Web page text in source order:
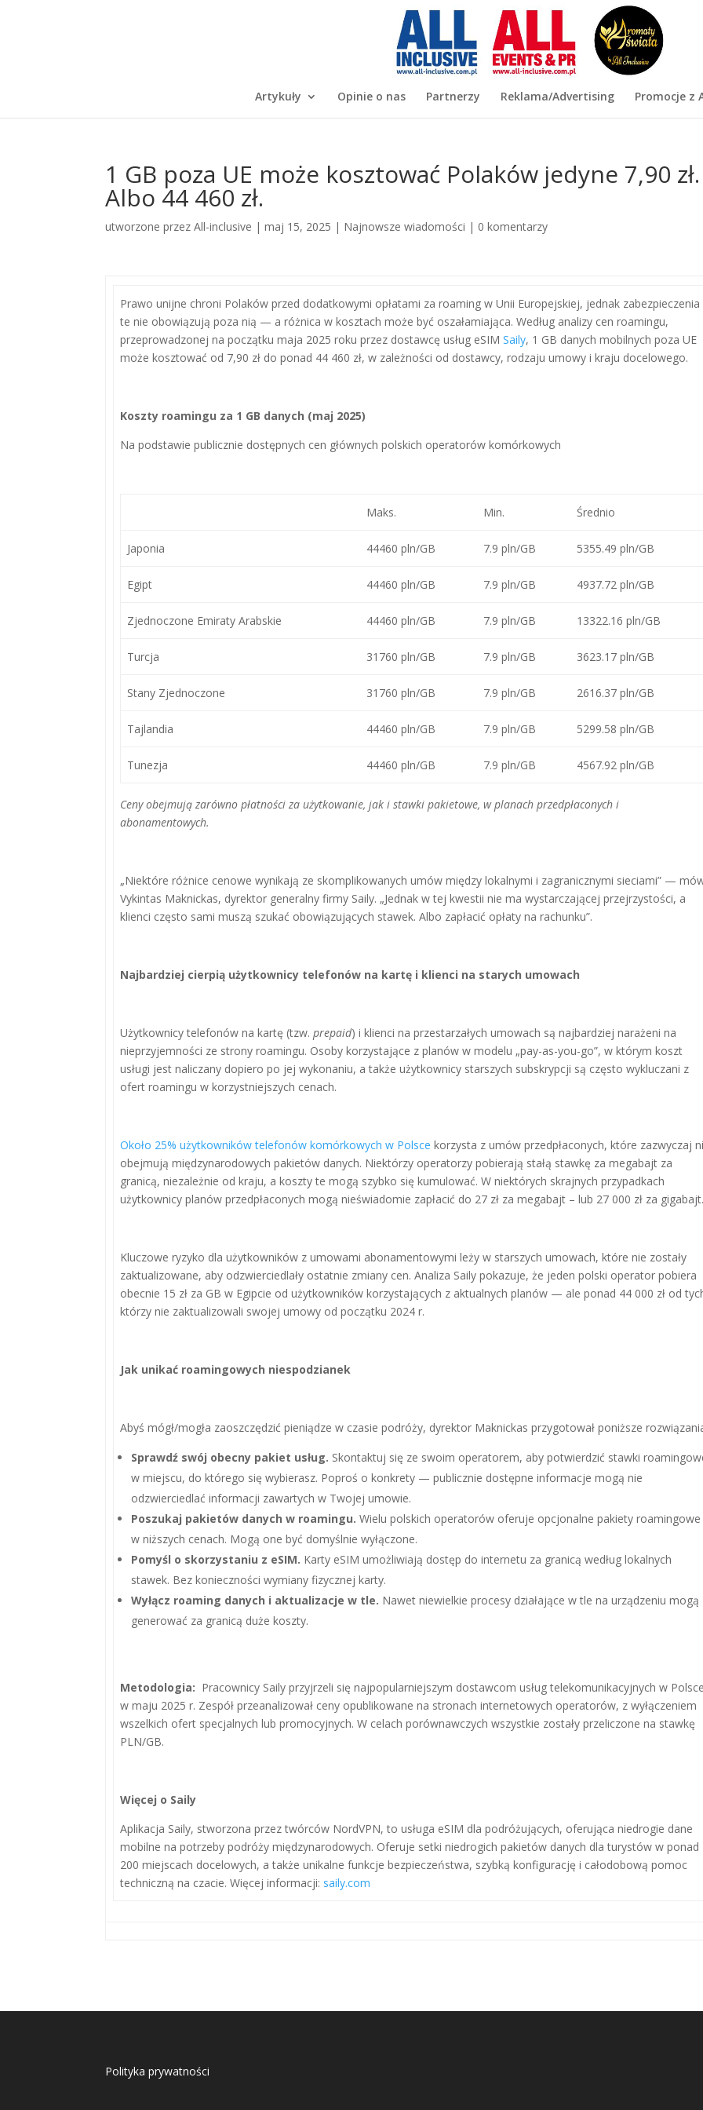
Artykuły Opinie o nas Partnerzy Reklama/Advertising Promocje z
1 GB poza UE może kosztować Polaków jedyne 7,90 zł.
Albo 44 460 zł.
utworzone przezAll-inclusive |maj 15, 2025 | Najnowsze wiadomości | 0 komentarzy
Prawo unijne chroni Polaków przed dodatkowymi opłatami za roaming w Unii Europejskiej, jednak zabezpieczenia
te nie obowiązują poza nią — a różnica w kosztach może być oszałamiająca. Według analizy cen roamingu,
przeprowadzonej na początku maja 2025 roku przez dostawcę usług eSIM Saily, 1 GB danych mobilnych poza UE
może kosztować od 7,90 zł do ponad 44 460 zł, w zależności od dostawcy, rodzaju umowy i kraju docelowego.
Koszty roamingu za 1 GB danych (maj 2025)
Na podstawie publicznie dostępnych cen głównych polskich operatorów komórkowych
Maks. Min. Średnio
Japonia 44460 pln/GB 7.9 pln/GB 5355.49 pln/GB
Egipt 44460 pln/GB 7.9 pln/GB 4937.72 pln/GB
Zjednoczone Emiraty Arabskie 44460 pln/GB 7.9 pln/GB 13322.16 pln/GB
Turcja 31760 pln/GB 7.9 pln/GB 3623.17 pln/GB
Stany Zjednoczone 31760 pln/GB 7.9 pln/GB 2616.37 pln/GB
Tajlandia 44460 pln/GB 7.9 pln/GB 5299.58 pln/GB
Tunezja 44460 pln/GB 7.9 pln/GB 4567.92 pln/GB
Ceny obejmują zarówno płatności za użytkowanie, jak i stawki pakietowe, w planach przedpłaconych i
abonamentowych.
„Niektóre różnice cenowe wynikają ze skomplikowanych umów między lokalnymi i zagranicznymi sieciami” —
Vykintas Maknickas, dyrektor generalny firmy Saily. „Jednak w tej kwestii nie ma wystarczającej przejrzystości, a
klienci często sami muszą szukać obowiązujących stawek. Albo zapłacić opłaty na rachunku”.
Najbardziej cierpią użytkownicy telefonów na kartę i klienci na starych umowach
Użytkownicy telefonów na kartę (tzw. prepaid) i klienci na przestarzałych umowach są najbardziej narażeni na
nieprzyjemności ze strony roamingu. Osoby korzystające z planów w modelu „pay-as-you-go”, w którym koszt
usługi jest naliczany dopiero po jej wykonaniu, a także użytkownicy starszych subskrypcji są często wykluczani z
ofert roamingu w korzystniejszych cenach.
Około 25% użytkowników telefonów komórkowych w Polsce korzysta z umów przedpłaconych, które zazwyczaj
obejmują międzynarodowych pakietów danych. Niektórzy operatorzy pobierają stałą stawkę za megabajt za
granicą, niezależnie od kraju, a koszty te mogą szybko się kumulować. W niektórych skrajnych przypadkach
użytkownicy planów przedpłaconych mogą nieświadomie zapłacić do 27 zł za megabajt – lub 27 000 zł za gigabajt.
Kluczowe ryzyko dla użytkowników z umowami abonamentowymi leży w starszych umowach, które nie zostały
zaktualizowane, aby odzwierciedlały ostatnie zmiany cen. Analiza Saily pokazuje, że jeden polski operator pobiera
obecnie 15 zł za GB w Egipcie od użytkowników korzystających z aktualnych planów — ale ponad 44 000 zł od
którzy nie zaktualizowali swojej umowy od początku 2024 r.
Jak unikać roamingowych niespodzianek
Abyś mógł/mogła zaoszczędzić pieniądze w czasie podróży, dyrektor Maknickas przygotował poniższe
Sprawdź swój obecny pakiet usług. Skontaktuj się ze swoim operatorem, aby potwierdzić stawki
w miejscu, do którego się wybierasz. Poproś o konkrety — publicznie dostępne informacje mogą nie
odzwierciedlać informacji zawartych w Twojej umowie.
Poszukaj pakietów danych w roamingu. Wielu polskich operatorów oferuje opcjonalne pakiety roamingowe
w niższych cenach. Mogą one być domyślnie wyłączone.
Pomyśl o skorzystaniu z eSIM. Karty eSIM umożliwiają dostęp do internetu za granicą według lokalnych
stawek. Bez konieczności wymiany fizycznej karty.
Wyłącz roaming danych i aktualizacje w tle. Nawet niewielkie procesy działające w tle na urządzeniu mogą
generować za granicą duże koszty.
Metodologia: Pracownicy Saily przyjrzeli się najpopularniejszym dostawcom usług telekomunikacyjnych w
w maju 2025 r. Zespół przeanalizował ceny opublikowane na stronach internetowych operatorów, z wyłączeniem
wszelkich ofert specjalnych lub promocyjnych. W celach porównawczych wszystkie zostały przeliczone na stawkę
PLN/GB.
Więcej o Saily
Aplikacja Saily, stworzona przez twórców NordVPN, to usługa eSIM dla podróżujących, oferująca niedrogie dane
mobilne na potrzeby podróży międzynarodowych. Oferuje setki niedrogich pakietów danych dla turystów w ponad
200 miejscach docelowych, a także unikalne funkcje bezpieczeństwa, szybką konfigurację i całodobową pomoc
techniczną na czacie. Więcej informacji: saily.com
Polityka prywatności